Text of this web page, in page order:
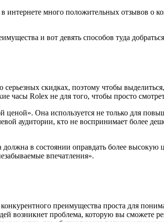
интернете много положительных отзывов о
и вот девять способов туда
скидках, поэтому чтобы
часы Rolex не для того, чтобы просто
ценой». Она используется не только для
аудитории, кто не воспринимает более
должна в состоянии оправдать более высокую
впечатления».
преимущества проста для
возникнет проблема, которую вы сможете